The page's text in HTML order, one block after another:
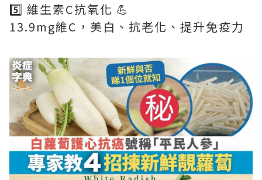
5️⃣ 維生素C抗氧化 💪
13.9mg維C，美白、抗老化、提升免疫力